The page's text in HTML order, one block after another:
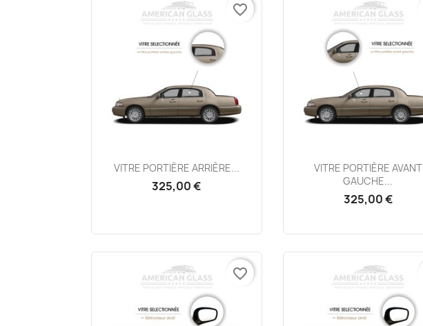
Aperçu rapide
VITRE PORTIÈRE ARRIÈRE...
325,00 €
favorite_border
Aperçu rapide
VITRE PORTIÈRE AVANT
GAUCHE...
325,00 €
favorite_border